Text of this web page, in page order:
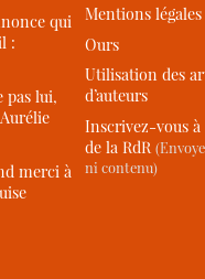
qui
:
pas lui,
merci à
Mentions légales
Ours
Utilisation des
d’auteurs
Inscrivez-vous
de la RdR
ni contenu)